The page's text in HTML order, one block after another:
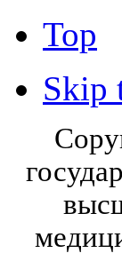
Top
Skip